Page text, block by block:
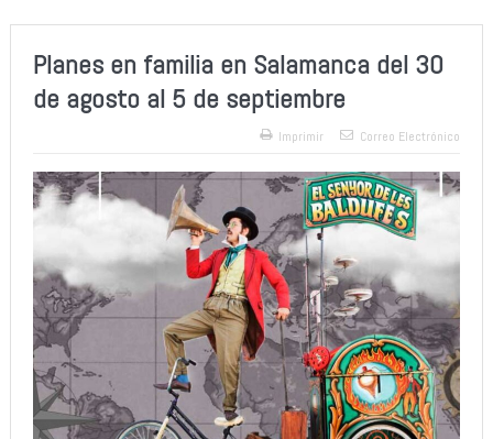
Planes en familia en Salamanca del 30
de agosto al 5 de septiembre
Imprimir Correo Electrónico